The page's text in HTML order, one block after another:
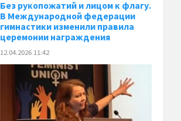
Без рукопожатий и лицом к флагу.
В Международной федерации
гимнастики изменили правила
церемонии награждения
12.04.2026 11:42